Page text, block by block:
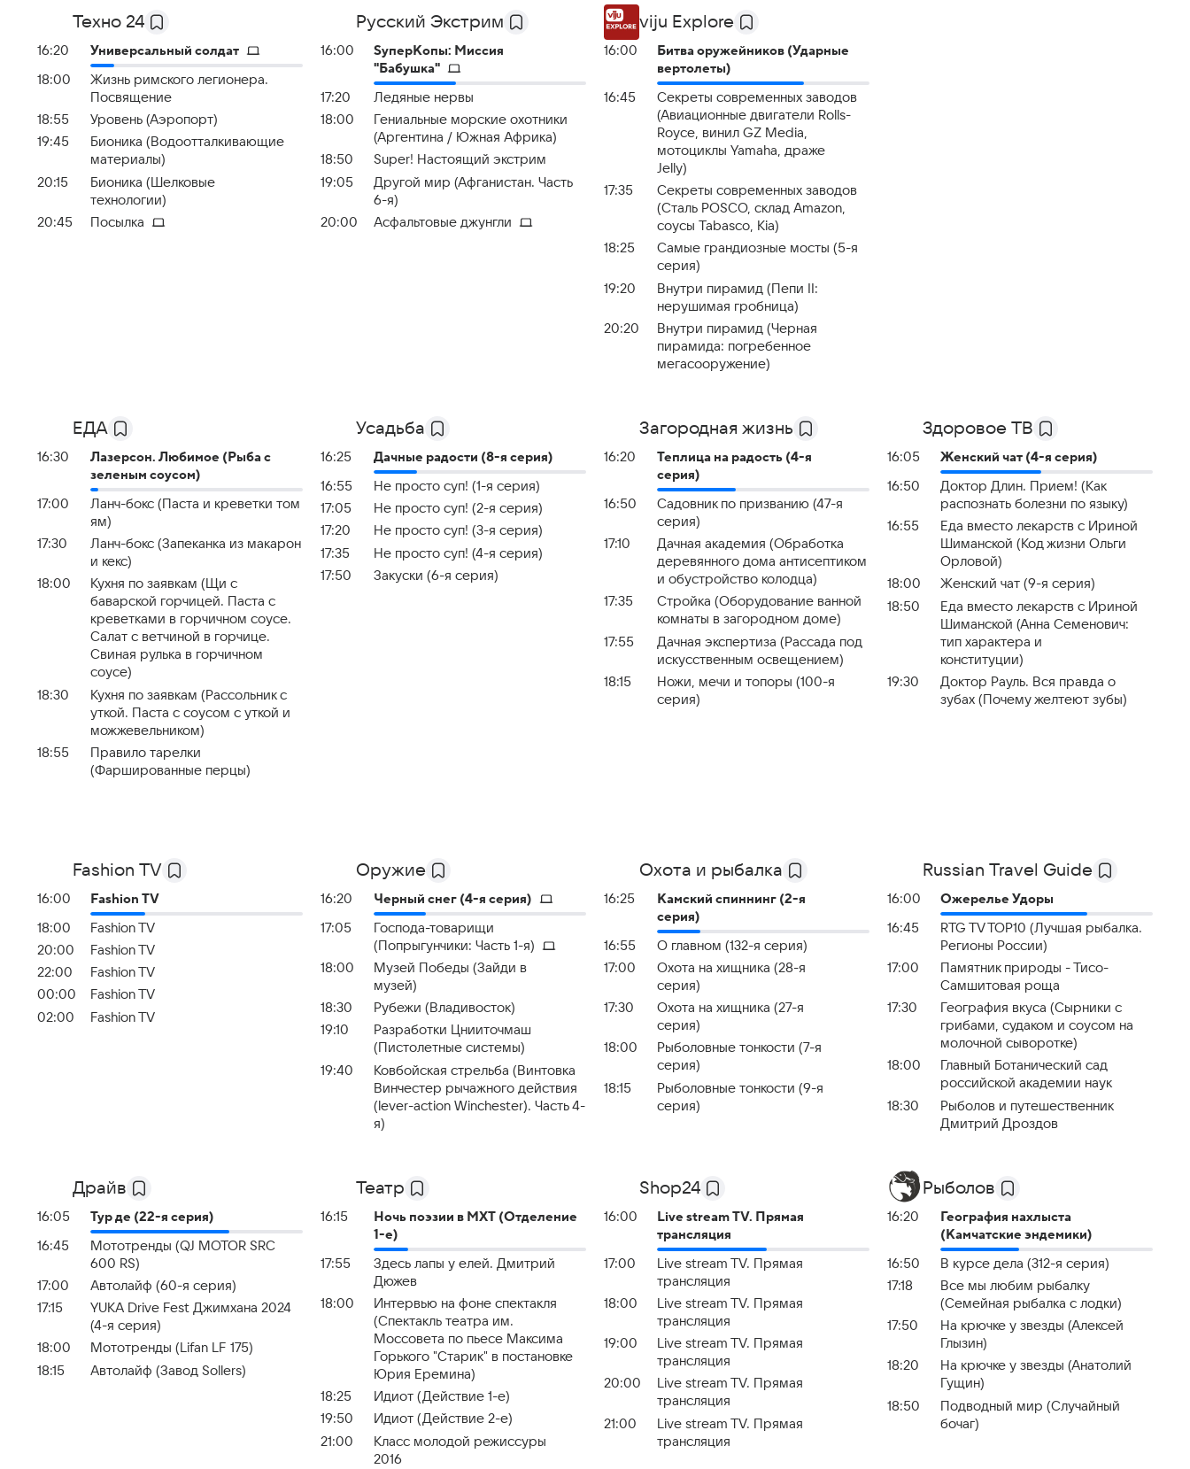
Техно 24
16:20 Универсальный солдат
18:00
Жизнь римского легионера.
Посвящение
18:55
Уровень (Аэропорт)
19:45
Бионика (Водоотталкивающие
материалы)
20:15
Бионика (Шелковые
технологии)
20:45
Посылка
Русский Экстрим
16:00
SуперКопы: Миссия
"Бабушка"
17:20
Ледяные нервы
18:00
Гениальные морские охотники
(Аргентина / Южная Африка)
18:50
Super! Настоящий экстрим
19:05
Другой мир (Афганистан. Часть
6-я)
20:00
Асфальтовые джунгли
viju Explore
16:00
Битва оружейников (Ударные
вертолеты)
16:45
Секреты современных заводов
(Авиационные двигатели Rolls-
Royce, винил GZ Media,
мотоциклы Yamaha, драже
Jelly)
17:35
Секреты современных заводов
(Сталь POSCO, склад Amazon,
соусы Tabasco, Kia)
18:25
Самые грандиозные мосты (5-я
серия)
19:20
Внутри пирамид (Пепи II:
нерушимая гробница)
20:20
Внутри пирамид (Черная
пирамида: погребенное
мегасооружение)
ЕДА
16:30
Лазерсон. Любимое (Рыба с
зеленым соусом)
17:00
Ланч-бокс (Паста и креветки том
ям)
17:30
Ланч-бокс (Запеканка из макарон
и кекс)
18:00
Кухня по заявкам (Щи с
баварской горчицей. Паста с
креветками в горчичном соусе.
Салат с ветчиной в горчице.
Свиная рулька в горчичном
соусе)
18:30
Кухня по заявкам (Рассольник с
уткой. Паста с соусом с уткой и
можжевельником)
18:55
Правило тарелки
(Фаршированные перцы)
Усадьба
16:25 Дачные радости (8-я серия)
16:55
Не просто суп! (1-я серия)
17:05
Не просто суп! (2-я серия)
17:20
Не просто суп! (3-я серия)
17:35
Не просто суп! (4-я серия)
17:50
Закуски (6-я серия)
Загородная жизнь
16:20
Теплица на радость (4-я
серия)
16:50
Садовник по призванию (47-я
серия)
17:10
Дачная академия (Обработка
деревянного дома антисептиком
и обустройство колодца)
17:35
Стройка (Оборудование ванной
комнаты в загородном доме)
17:55
Дачная экспертиза (Рассада под
искусственным освещением)
18:15
Ножи, мечи и топоры (100-я
серия)
Здоровое ТВ
16:05 Жeнский чат (4-я серия)
16:50
Доктор Длин. Прием! (Как
распознать болезни по языку)
16:55
Еда вместо лекарств с Ириной
Шиманской (Код жизни Ольги
Орловой)
18:00
Жeнский чат (9-я серия)
18:50
Еда вместо лекарств с Ириной
Шиманской (Анна Семенович:
тип характера и
конституции)
19:30
Доктор Рауль. Вся правда о
зубах (Почему желтеют зубы)
Fashion TV
16:00 Fashion TV
18:00
Fashion TV
20:00
Fashion TV
22:00
Fashion TV
00:00
Fashion TV
02:00
Fashion TV
Оружие
16:20 Черный снег (4-я серия)
17:05
Господа-товарищи
(Попрыгунчики: Часть 1-я)
18:00
Музей Победы (Зайди в
музей)
18:30
Рубежи (Владивосток)
19:10
Разработки Цнииточмаш
(Пистолетные системы)
19:40
Ковбойская стрельба (Винтовка
Винчестер рычажного действия
(lever-action Winchester). Часть 4-
я)
Охота и рыбалка
16:25
Камский спиннинг (2-я
серия)
16:55
О главном (132-я серия)
17:00
Охота на хищника (28-я
серия)
17:30
Охота на хищника (27-я
серия)
18:00
Рыболовные тонкости (7-я
серия)
18:15
Рыболовные тонкости (9-я
серия)
Russian Travel Guide
16:00 Ожерелье Удоры
16:45
RTG TV TOP10 (Лучшая рыбалка.
Регионы России)
17:00
Памятник природы - Тисо-
Самшитовая роща
17:30
География вкуса (Сырники с
грибами, судаком и соусом на
молочной сыворотке)
18:00
Главный Ботанический сад
российской академии наук
18:30
Рыболов и путешественник
Дмитрий Дроздов
Драйв
16:05 Тур де (22-я серия)
16:45
Мототренды (QJ MOTOR SRC
600 RS)
17:00
Автолайф (60-я серия)
17:15
YUKA Drive Fest Джимхана 2024
(4-я серия)
18:00
Мототренды (Lifan LF 175)
18:15
Автолайф (Завод Sollers)
Театр
16:15
Ночь поэзии в МХТ (Отделение
1-е)
17:55
Здесь лапы у елей. Дмитрий
Дюжев
18:00
Интервью на фоне спектакля
(Спектакль театра им.
Моссовета по пьесе Максима
Горького "Старик" в постановке
Юрия Еремина)
18:25
Идиот (Действие 1-е)
19:50
Идиот (Действие 2-е)
21:00
Класс молодой режиссуры
2016
Shop24
16:00
Live stream TV. Прямая
трансляция
17:00
Live stream TV. Прямая
трансляция
18:00
Live stream TV. Прямая
трансляция
19:00
Live stream TV. Прямая
трансляция
20:00
Live stream TV. Прямая
трансляция
21:00
Live stream TV. Прямая
трансляция
Рыболов
16:20
География нахлыста
(Камчатские эндемики)
16:50
В курсе дела (312-я серия)
17:18
Все мы любим рыбалку
(Семейная рыбалка с лодки)
17:50
На крючке у звезды (Алексей
Глызин)
18:20
На крючке у звезды (Анатолий
Гущин)
18:50
Подводный мир (Случайный
бочаг)